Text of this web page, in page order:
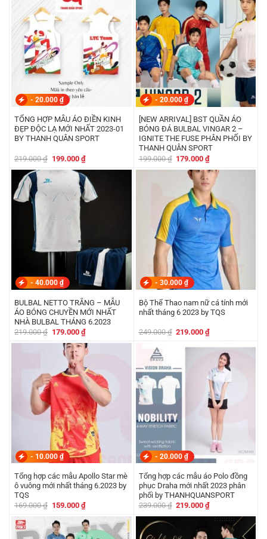
199.000 ₫.
- 20.000 ₫
TỔNG HỢP MẪU ÁO ĐIỀN KINH
ĐẸP ĐỘC LẠ MỚI NHẤT 2023-01
BY THANH QUÂN SPORT
219.000₫ Giá
là:
219.000 ₫.
199.000 ₫Giá
hiện
tại
là:
199.000 ₫.
- 20.000 ₫
[NEW ARRIVAL] BST QUẦN ÁO
BÓNG ĐÁ BULBAL VINGAR 2 –
IGNITE THE FUSE PHÂN PHỐI BY
THANH QUÂN SPORT
199.000₫ Giá
là:
199.000 ₫.
179.000₫Giá
tại
là:
179.000 ₫.
- 40.000 ₫
BULBAL NETTO TRẮNG – MẪU
ÁO BÓNG CHUYỀN MỚI NHẤT
NHÀ BULBAL THÁNG 6.2023
219.000₫ Giá
là:
219.000 ₫.
179.000 ₫Giá
hiện
tại
là:
- 30.000 ₫
Bộ Thể Thao nam nữ cá tính mới
nhất tháng 6 2023 by TQS
249.000₫ Giá
219.000₫Giá
tại
219.000 ₫.
- 10.000 ₫
Tổng hợp các mẫu Apollo Star mè
ô vuông mới nhất tháng 6.2023 by
TQS
169.000₫ Giá
là:
169.000 ₫.
159.000 ₫Giá
hiện
tại
là:
159.000 ₫.
- 20.000 ₫
Tổng hợp các mẫu áo Polo đồng
phục Draha mới nhất 2023 phân
phối by THANHQUANSPORT
239.000₫ Giá
là:
219.000₫Giá
tại
219.000 ₫.